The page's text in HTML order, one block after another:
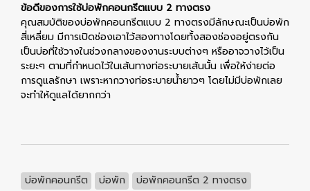
ข้อดีของการใช้บ่อพักคอนกรีตแบบ 2 ทางตรง
คุณสมบัติของบ่อพักคอนกรีตแบบ 2 ทางตรงมีลักษณะเป็นบ่อพัก
สี่เหลี่ยม มีการเปิดช่องเอาไว้สองทางโดยทั้งสองช่องอยู่ตรงกัน
เป็นบ่อที่ใช้วางในช่วงกลางของงานระบบต่างๆ หรืออาจวางไว้เป็น
ระยะๆ ตามที่กำหนดไว้ในเส้นทางท่อระบายเส้นนั้น เพื่อให้ง่ายต่อ
การดูแลรักษา เพราะหากวางท่อระบายน้ำยาวๆ โดยไม่มีบ่อพักเลย
จะทำให้ดูแลได้ยากกว่า
บ่อพักคอนกรีต บ่อพัก บ่อพักคอนกรีต 2 ทางตรง